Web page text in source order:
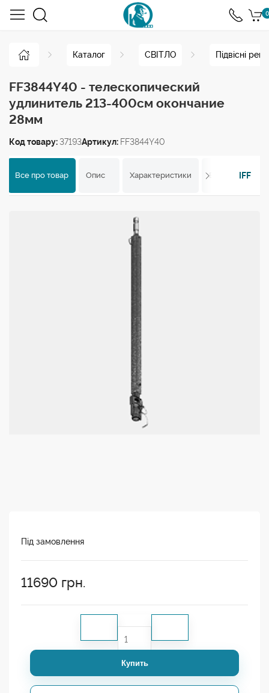
0
Каталог СВІТЛО Підвісні
FF3844Y40 - телескопический
удлинитель 213-400см окончание
28мм
Код товару: 37193Артикул: FF3844Y40
Все про товар Опис Характеристики Відгуки IFF
Під замовлення
11690 грн.
Купить